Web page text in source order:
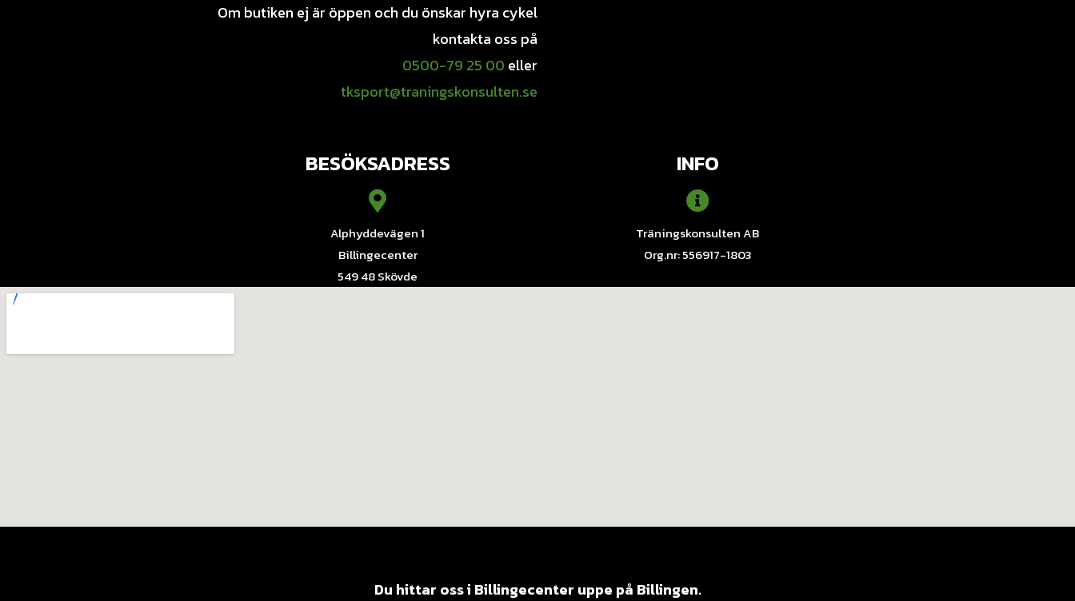
Om butiken ej är öppen och du önskar hyra cykel
kontakta oss på
0500-79 25 00 eller
tksport@traningskonsulten.se
BESÖKSADRESS
Alphyddevägen 1
Billingecenter
549 48 Skövde
INFO
Träningskonsulten AB
Org.nr: 556917-1803
Du hittar oss i Billingecenter uppe på Billingen.